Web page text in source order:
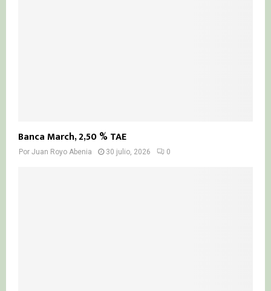
Banca March, 2,50 % TAE
Por Juan Royo Abenia 30 julio, 2026 0